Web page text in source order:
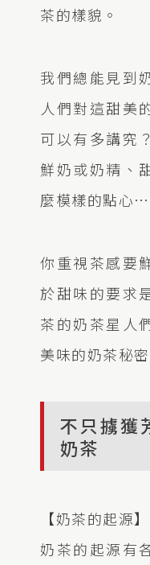
茶的樣貌。
我們總能見到
人們對這甜美
可以有多講究
鮮奶或奶精、
麼模樣的點心
你重視茶感要
於甜味的要求
茶的奶茶星人
美味的奶茶秘密
不只擄獲
奶茶
【奶茶的起源】
奶茶的起源有